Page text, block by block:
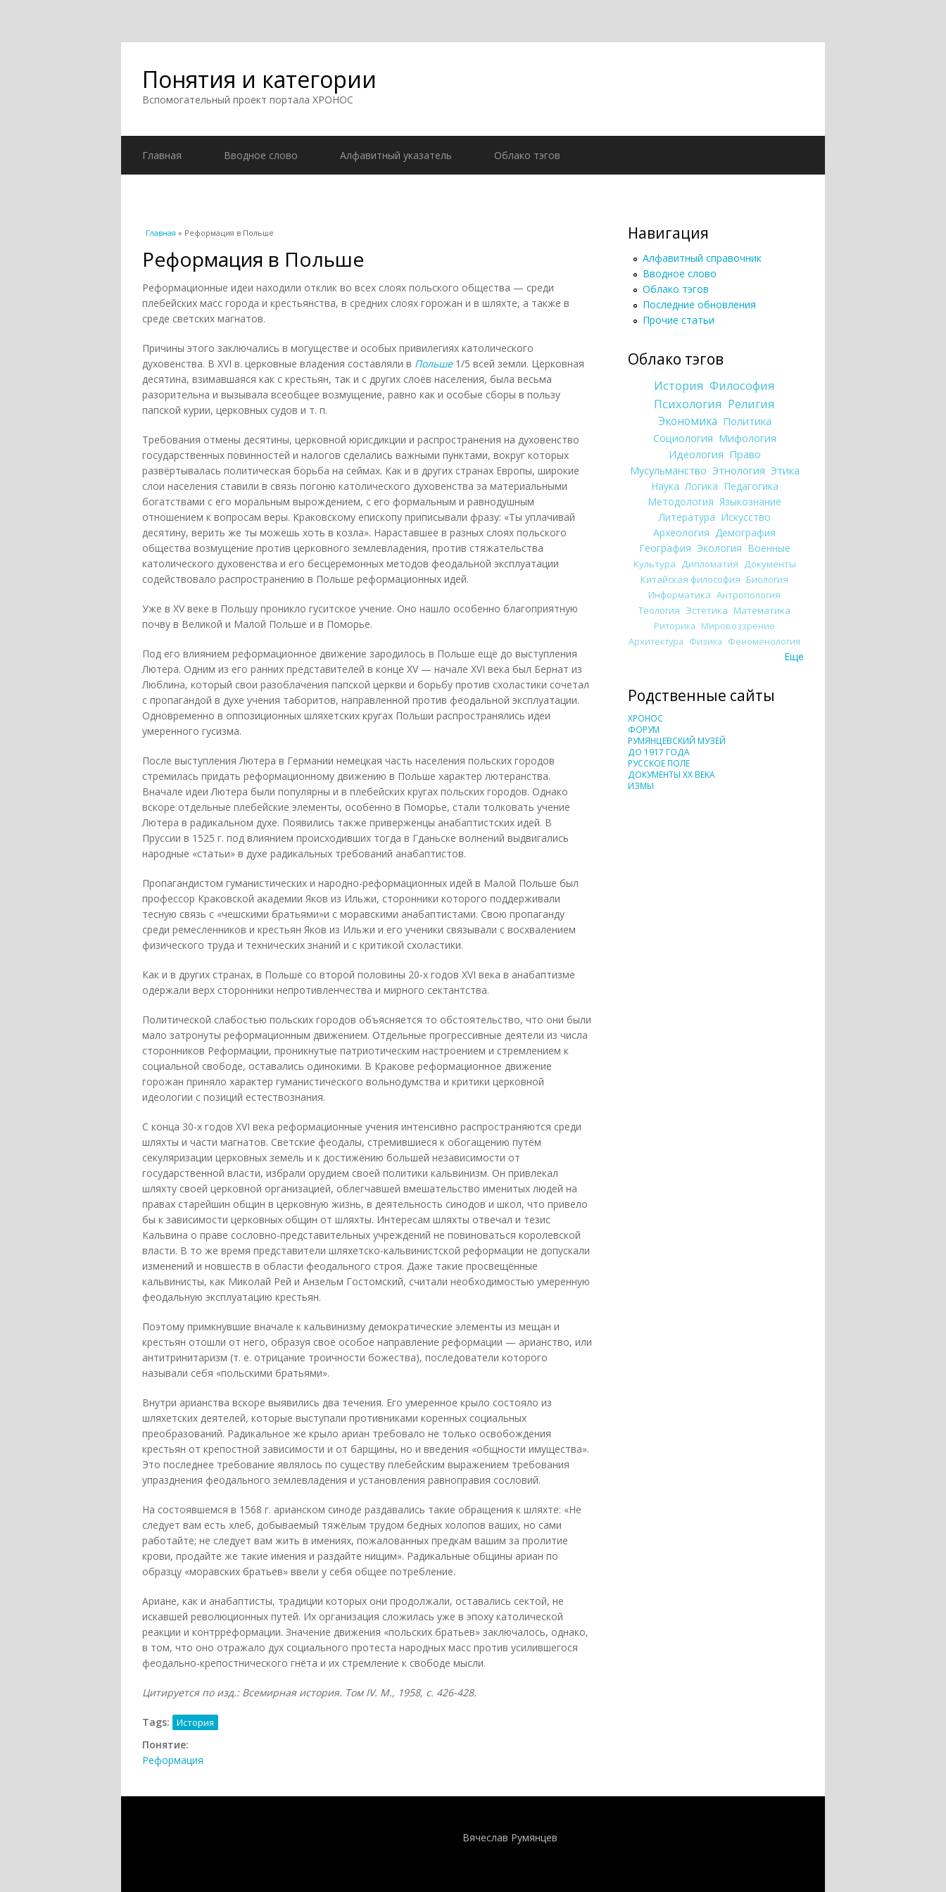
Понятия и категории
Вспомогательный проект портала ХРОНОС
Главная Вводное слово Алфавитный указатель Облако тэгов
Вы здесь
Главная » Реформация в Польше
Реформация в Польше
Реформационные идеи находили отклик во всех слоях польского общества — среди
плебейских масс города и крестьянства, в средних слоях горожан и в шляхте, а также в
среде светских магнатов.
Причины этого заключались в могуществе и особых привилегиях католического
духовенства. В XVI в. церковные владения составляли в Польше1/5 всей земли. Церковная
десятина, взимавшаяся как с крестьян, так и с других слоёв населения, была весьма
разорительна и вызывала всеобщее возмущение, равно как и особые сборы в пользу
папской курии, церковных судов и т. п.
Требования отмены десятины, церковной юрисдикции и распространения на духовенство
государственных повинностей и налогов сделались важными пунктами, вокруг которых
развёртывалась политическая борьба на сеймах. Как и в других странах Европы, широкие
слои населения ставили в связь погоню католического духовенства за материальными
богатствами с его моральным вырождением, с его формальным и равнодушным
отношением к вопросам веры. Краковскому епископу приписывали фразу: «Ты уплачивай
десятину, верить же ты можешь хоть в козла». Нараставшее в разных слоях польского
общества возмущение против церковного землевладения, против стяжательства
католического духовенства и его бесцеремонных методов феодальной эксплуатации
содействовало распространению в Польше реформационных идей.
Уже в XV веке в Польшу проникло гуситское учение. Оно нашло особенно благоприятную
почву в Великой и Малой Польше и в Поморье.
Под его влиянием реформационное движение зародилось в Польше ещё до выступления
Лютера. Одним из его ранних представителей в конце XV — начале XVI века был Бернат из
Люблина, который свои разоблачения папской церкви и борьбу против схоластики сочетал
с пропагандой в духе учения таборитов, направленной против феодальной эксплуатации.
Одновременно в оппозиционных шляхетских кругах Польши распространялись идеи
умеренного гусизма.
После выступления Лютера в Германии немецкая часть населения польских городов
стремилась придать реформационному движению в Польше характер лютеранства.
Вначале идеи Лютера были популярны и в плебейских кругах польских городов. Однако
вскоре отдельные плебейские элементы, особенно в Поморье, стали толковать учение
Лютера в радикальном духе. Появились также приверженцы анабаптистских идей. В
Пруссии в 1525 г. под влиянием происходивших тогда в Гданьске волнений выдвигались
народные «статьи» в духе радикальных требований анабаптистов.
Пропагандистом гуманистических и народно-реформационных идей в Малой Польше был
профессор Краковской академии Яков из Ильжи, сторонники которого поддерживали
тесную связь с «чешскими братьями»и с моравскими анабаптистами. Свою пропаганду
среди ремесленников и крестьян Яков из Ильжи и его ученики связывали с восхвалением
физического труда и технических знаний и с критикой схоластики.
Как и в других странах, в Польше со второй половины 20-х годов XVI века в анабаптизме
одержали верх сторонники непротивленчества и мирного сектантства.
Политической слабостью польских городов объясняется то обстоятельство, что они были
мало затронуты реформационным движением. Отдельные прогрессивные деятели из числа
сторонников Реформации, проникнутые патриотическим настроением и стремлением к
социальной свободе, оставались одинокими. В Кракове реформационное движение
горожан приняло характер гуманистического вольнодумства и критики церковной
идеологии с позиций естествознания.
С конца 30-х годов XVI века реформационные учения интенсивно распространяются среди
шляхты и части магнатов. Светские феодалы, стремившиеся к обогащению путём
секуляризации церковных земель и к достижению большей независимости от
государственной власти, избрали орудием своей политики кальвинизм. Он привлекал
шляхту своей церковной организацией, облегчавшей вмешательство именитых людей на
правах старейшин общин в церковную жизнь, в деятельность синодов и школ, что привело
бы к зависимости церковных общин от шляхты. Интересам шляхты отвечал и тезис
Кальвина о праве сословно-представительных учреждений не повиноваться королевской
власти. В то же время представители шляхетско-кальвинистской реформации не допускали
изменений и новшеств в области феодального строя. Даже такие просвещённые
кальвинисты, как Миколай Рей и Анзельм Гостомский, считали необходимостью умеренную
феодальную эксплуатацию крестьян.
Поэтому примкнувшие вначале к кальвинизму демократические элементы из мещан и
крестьян отошли от него, образуя своё особое направление реформации — арианство, или
антитринитаризм (т. е. отрицание троичности божества), последователи которого
называли себя «польскими братьями».
Внутри арианства вскоре выявились два течения. Его умеренное крыло состояло из
шляхетских деятелей, которые выступали противниками коренных социальных
преобразований. Радикальное же крыло ариан требовало не только освобождения
крестьян от крепостной зависимости и от барщины, но и введения «общности имущества».
Это последнее требование являлось по существу плебейским выражением требования
упразднения феодального землевладения и установления равноправия сословий.
На состоявшемся в 1568 г. арианском синоде раздавались такие обращения к шляхте: «Не
следует вам есть хлеб, добываемый тяжёлым трудом бедных холопов ваших, но сами
работайте; не следует вам жить в имениях, пожалованных предкам вашим за пролитие
крови, продайте же такие имения и раздайте нищим». Радикальные общины ариан по
образцу «моравских братьев» ввели у себя общее потребление.
Ариане, как и анабаптисты, традиции которых они продолжали, оставались сектой, не
искавшей революционных путей. Их организация сложилась уже в эпоху католической
реакции и контрреформации. Значение движения «польских братьев» заключалось, однако,
в том, что оно отражало дух социального протеста народных масс против усилившегося
феодально-крепостнического гнёта и их стремление к свободе мысли.
Цитируется по изд.: Всемирная история. Том IV. М., 1958, с. 426-428.
Tags: История
Понятие:
Реформация
Навигация
Алфавитный справочник
Вводное слово
Облако тэгов
Последние обновления
Прочие статьи
Облако тэгов
История Философия
Психология Религия
Экономика Политика
Социология Мифология
Идеология Право
Мусульманство Этнология Этика
Наука Логика Педагогика
Методология Языкознание
Литература Искусство
Археология Демография
География Экология Военные
Культура Дипломатия Документы
Китайская философия Биология
Информатика Антропология
Теология Эстетика Математика
Риторика Мировоззрение
Архитектура Физика Феноменология
Еще
Родственные сайты
ХРОНОС
ФОРУМ
РУМЯНЦЕВСКИЙ МУЗЕЙ
ДО 1917 ГОДА
РУССКОЕ ПОЛЕ
ДОКУМЕНТЫ XX ВЕКА
ИЗМЫ
Вячеслав Румянцев